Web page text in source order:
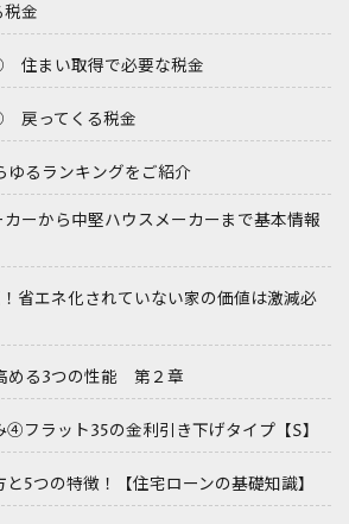
金
住まい取得で必要な税金
戻ってくる税金
ゆるランキングをご紹介
ーから中堅ハウスメーカーまで基本情報
省エネ化されていない家の価値は激減必
める3つの性能 第２章
④フラット35の金利引き下げタイプ【S】
5つの特徴！【住宅ローンの基礎知識】